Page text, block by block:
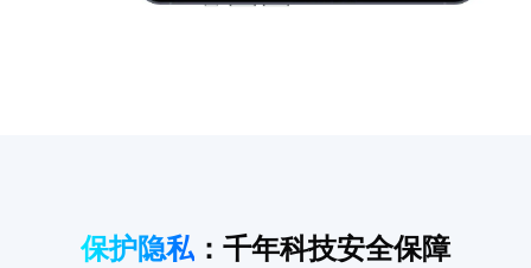
保护隐私 ：千年科技安全保障